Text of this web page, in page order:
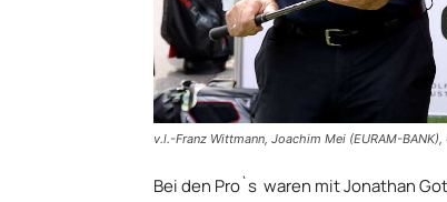
v.l.-Franz Wittmann, Joachim Mei (EURAM-
Bei den Pro`s waren mit Jonathan